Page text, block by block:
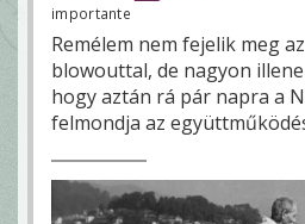
importante
Remélem nem fejelik meg
blowouttal, de nagyon
hogy aztán rá pár napra a
felmondja az